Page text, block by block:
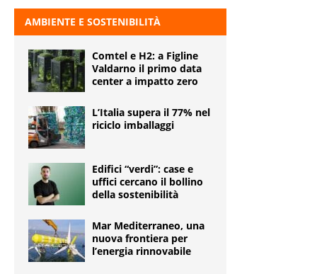
AMBIENTE E SOSTENIBILITÀ
Comtel e H2: a Figline
Valdarno il primo data
center a impatto zero
L’Italia supera il 77% nel
riciclo imballaggi
Edifici “verdi”: case e
uffici cercano il bollino
della sostenibilità
Mar Mediterraneo, una
nuova frontiera per
l’energia rinnovabile